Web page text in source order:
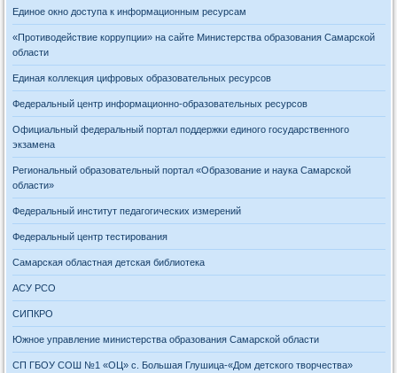
Единое окно доступа к информационным ресурсам
«Противодействие коррупции» на сайте Министерства образования Самарской
области
Единая коллекция цифровых образовательных ресурсов
Федеральный центр информационно-образовательных ресурсов
Официальный федеральный портал поддержки единого государственного
экзамена
Региональный образовательный портал «Образование и наука Самарской
области»
Федеральный институт педагогических измерений
Федеральный центр тестирования
Самарская областная детская библиотека
АСУ РСО
СИПКРО
Южное управление министерства образования Самарской области
СП ГБОУ СОШ №1 «ОЦ» с. Большая Глушица-«Дом детского творчества»